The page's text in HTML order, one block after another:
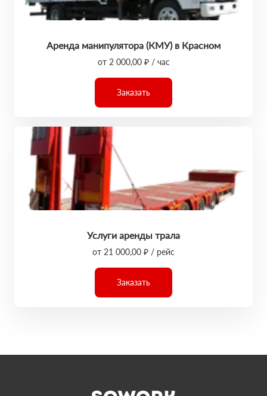
Аренда манипулятора (КМУ) в Красном
от 2 000,00 ₽ / час
Заказать
Услуги аренды трала
от 21 000,00 ₽ / рейс
Заказать